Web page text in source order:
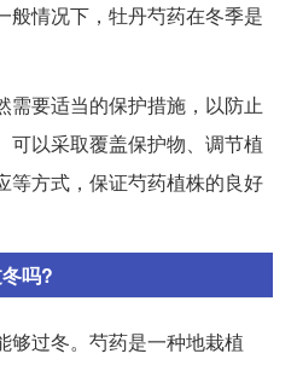
般情况下，牡丹芍药在冬季是
需要适当的保护措施，以防止
可以采取覆盖保护物、调节植
等方式，保证芍药植株的良好
吗?
够过冬。芍药是一种地栽植